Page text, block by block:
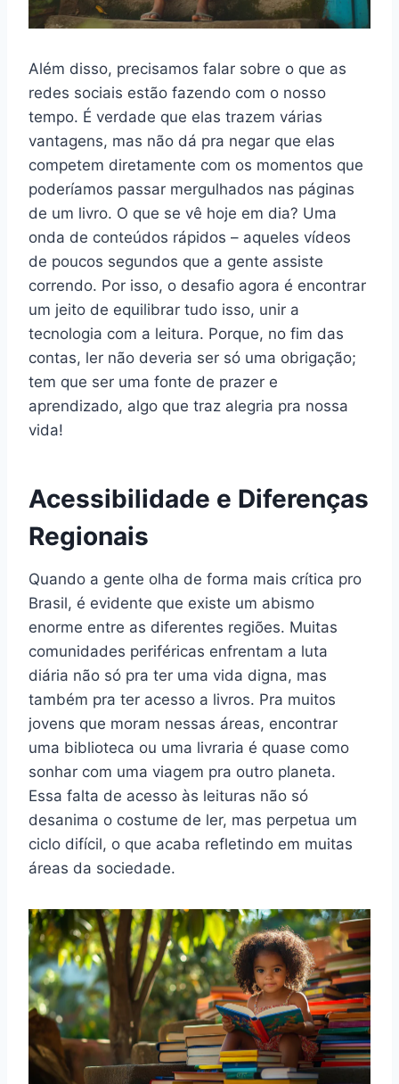
Além disso, precisamos falar sobre o que as
redes sociais estão fazendo com o nosso
tempo. É verdade que elas trazem várias
vantagens, mas não dá pra negar que elas
competem diretamente com os momentos que
poderíamos passar mergulhados nas páginas
de um livro. O que se vê hoje em dia? Uma
onda de conteúdos rápidos – aqueles vídeos
de poucos segundos que a gente assiste
correndo. Por isso, o desafio agora é encontrar
um jeito de equilibrar tudo isso, unir a
tecnologia com a leitura. Porque, no fim das
contas, ler não deveria ser só uma obrigação;
tem que ser uma fonte de prazer e
aprendizado, algo que traz alegria pra nossa
vida!
Acessibilidade e Diferenças
Regionais
Quando a gente olha de forma mais crítica pro
Brasil, é evidente que existe um abismo
enorme entre as diferentes regiões. Muitas
comunidades periféricas enfrentam a luta
diária não só pra ter uma vida digna, mas
também pra ter acesso a livros. Pra muitos
jovens que moram nessas áreas, encontrar
uma biblioteca ou uma livraria é quase como
sonhar com uma viagem pra outro planeta.
Essa falta de acesso às leituras não só
desanima o costume de ler, mas perpetua um
ciclo difícil, o que acaba refletindo em muitas
áreas da sociedade.